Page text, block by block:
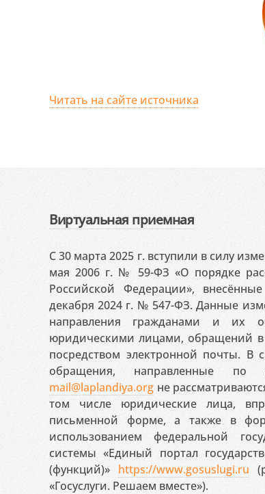
Читать на сайте источника
Виртуальная приемная
С 30 марта 2025 г. вступили в силу
мая 2006 г. № 59-ФЗ «О порядке
Российской Федерации»,
декабря 2024 г. № 547-ФЗ. Данные
направления гражданами и их
юридическими лицами, обращений в
посредством электронной почты. В
обращения, направленные по
mail@laplandiya.org не
том числе юридические лица,
письменной форме, а также в
использованием федеральной
системы «Единый портал
(функций)» https://www.gosuslugi.ru
«Госуслуги. Решаем вместе»).